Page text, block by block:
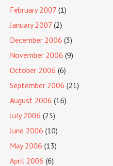
February 2007 (1)
January 2007 (2)
December 2006 (3)
November 2006 (9)
October 2006 (6)
September 2006 (21)
August 2006 (16)
July 2006 (25)
June 2006 (10)
May 2006 (13)
April 2006 (6)